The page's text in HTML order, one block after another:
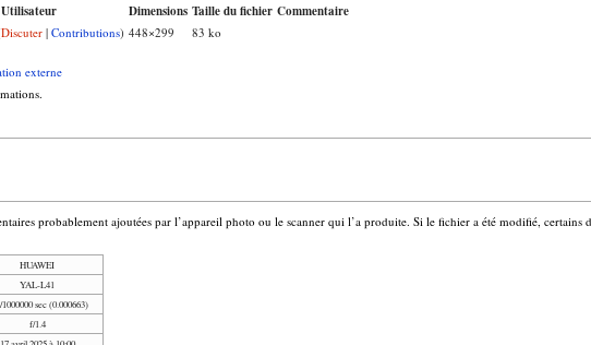
Utilisateur Dimensions Taille du fichier Commentaire
Discuter | Contributions) 448×299 83 ko
externe
probablement ajoutées par l’appareil photo ou le scanner qui l’a produite. Si le fichier a été modifié, certains
HUAWEI
YAL-L41
1000000 sec (0.000663)
f/1.4